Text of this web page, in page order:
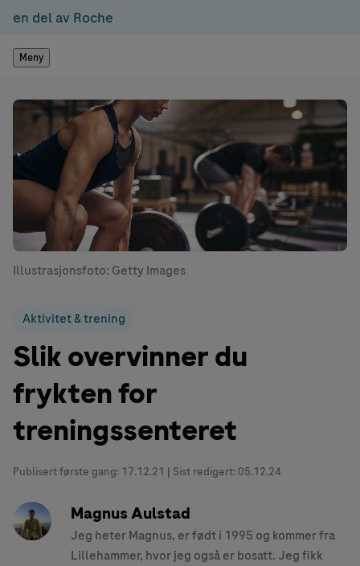
en del av Roche
Meny
Illustrasjonsfoto: Getty Images
Aktivitet & trening
Slik overvinner du
frykten for
treningssenteret
Publisert første gang: 17.12.21 | Sist redigert: 05.12.24
Magnus Aulstad
Jeg heter Magnus, er født i 1995 og kommer fra
Lillehammer, hvor jeg også er bosatt. Jeg fikk